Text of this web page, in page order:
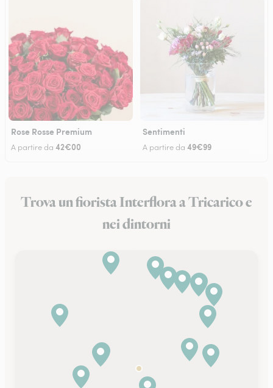
Rose Rosse Premium
A partire da 42€00
Sentimenti
A partire da 49€99
Trova un fiorista Interflora a Tricarico e
nei dintorni